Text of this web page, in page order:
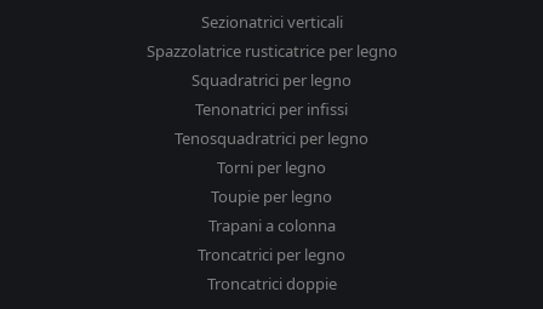
Sezionatrici verticali
Spazzolatrice rusticatrice per legno
Squadratrici per legno
Tenonatrici per infissi
Tenosquadratrici per legno
Torni per legno
Toupie per legno
Trapani a colonna
Troncatrici per legno
Troncatrici doppie